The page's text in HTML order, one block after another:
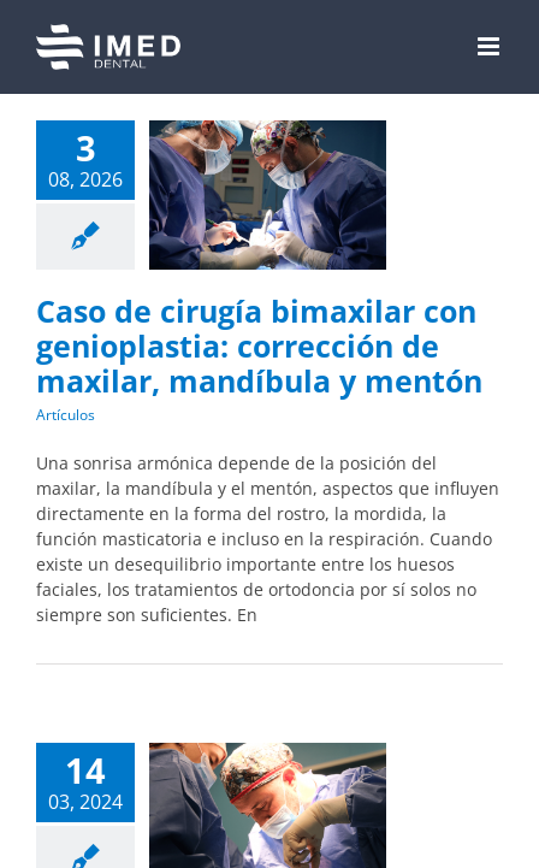
content
3
08, 2026
Caso de cirugía bimaxilar con
genioplastia: corrección de
maxilar, mandíbula y mentón
Artículos
Una sonrisa armónica depende de la posición del
maxilar, la mandíbula y el mentón, aspectos que influyen
directamente en la forma del rostro, la mordida, la
función masticatoria e incluso en la respiración. Cuando
existe un desequilibrio importante entre los huesos
faciales, los tratamientos de ortodoncia por sí solos no
siempre son suficientes. En
14
03, 2024